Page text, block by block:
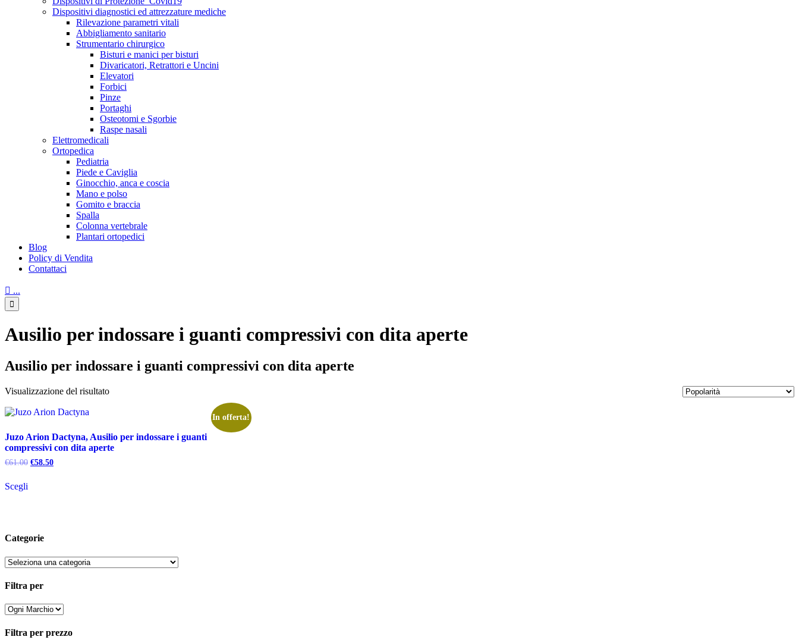
Dispositivi diagnostici ed attrezzature mediche
Rilevazione parametri vitali
Abbigliamento sanitario
Strumentario chirurgico
Bisturi e manici per bisturi
Divaricatori, Retrattori e Uncini
Elevatori
Forbici
Pinze
Portaghi
Osteotomi e Sgorbie
Raspe nasali
Elettromedicali
Ortopedica
Pediatria
Piede e Caviglia
Ginocchio, anca e coscia
Mano e polso
Gomito e braccia
Spalla
Colonna vertebrale
Plantari ortopedici
Blog
Policy di Vendita
Contattaci
 ...

Ausilio per indossare i guanti compressivi con dita aperte
Ausilio per indossare i guanti compressivi con dita aperte
Visualizzazione del risultato
In offerta!
Juzo Arion Dactyna, Ausilio per indossare i guanti
compressivi con dita aperte
€61.00 Il
€58.50Il
Scegliprodotto
opzioni
essere
nella
pagina
del
prodotto
Categorie
Filtra per
Filtra per prezzo